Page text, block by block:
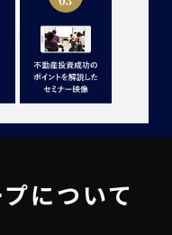
について